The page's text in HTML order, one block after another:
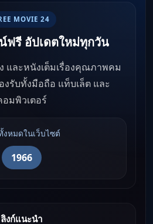
MOVIE 24
ฟรี อัปเดตใหม่ทุกวัน
และหนังเต็มเรื่องคุณภาพคม
งรับทั้งมือถือ แท็บเล็ต และ
อมพิวเตอร์
งหมดในเว็บไซต์
1966
ลิงก์แนะนำ